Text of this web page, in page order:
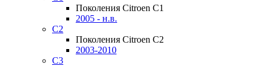
Поколения Citroen C1
2005 - н.в.
C2
Поколения Citroen C2
2003-2010
C3